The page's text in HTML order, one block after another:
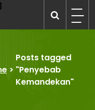
>
Posts tagged
"Penyebab
Kemandekan"